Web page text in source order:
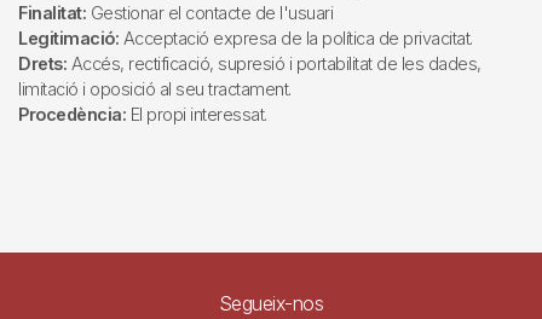
Finalitat: Gestionar el contacte de l'usuari
Legitimació: Acceptació expresa de la política de privacitat.
Drets: Accés, rectificació, supresió i portabilitat de les dades,
limitació i oposició al seu tractament.
Procedència: El propi interessat.
Segueix-nos